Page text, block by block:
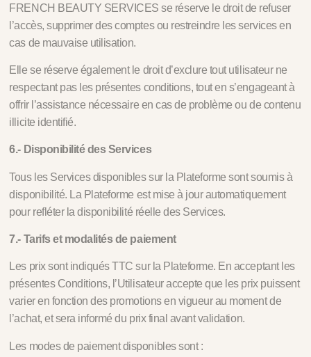
FRENCH BEAUTY SERVICES se réserve le droit de refuser
l’accès, supprimer des comptes ou restreindre les services en
cas de mauvaise utilisation.
Elle se réserve également le droit d’exclure tout utilisateur ne
respectant pas les présentes conditions, tout en s’engageant à
offrir l’assistance nécessaire en cas de problème ou de contenu
illicite identifié.
6.- Disponibilité des Services
Tous les Services disponibles sur la Plateforme sont soumis à
disponibilité. La Plateforme est mise à jour automatiquement
pour refléter la disponibilité réelle des Services.
7.- Tarifs et modalités de paiement
Les prix sont indiqués TTC sur la Plateforme. En acceptant les
présentes Conditions, l’Utilisateur accepte que les prix puissent
varier en fonction des promotions en vigueur au moment de
l’achat, et sera informé du prix final avant validation.
Les modes de paiement disponibles sont :